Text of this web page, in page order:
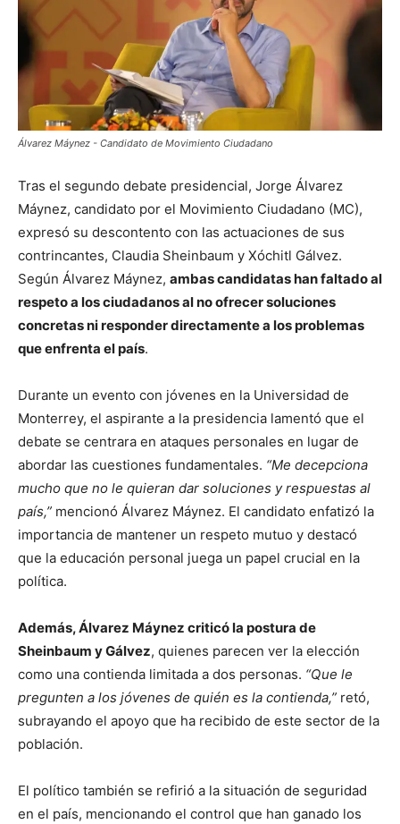
Álvarez Máynez - Candidato de Movimiento Ciudadano
Tras el segundo debate presidencial, Jorge Álvarez
Máynez, candidato por el Movimiento Ciudadano (MC),
expresó su descontento con las actuaciones de sus
contrincantes, Claudia Sheinbaum y Xóchitl Gálvez.
Según Álvarez Máynez, ambas candidatas han faltado al
respeto a los ciudadanos al no ofrecer soluciones
concretas ni responder directamente a los problemas
que enfrenta el país.
Durante un evento con jóvenes en la Universidad de
Monterrey, el aspirante a la presidencia lamentó que el
debate se centrara en ataques personales en lugar de
abordar las cuestiones fundamentales. “Me decepciona
mucho que no le quieran dar soluciones y respuestas al
país,” mencionó Álvarez Máynez. El candidato enfatizó la
importancia de mantener un respeto mutuo y destacó
que la educación personal juega un papel crucial en la
política.
Además, Álvarez Máynez criticó la postura de
Sheinbaum y Gálvez, quienes parecen ver la elección
como una contienda limitada a dos personas. “Que le
pregunten a los jóvenes de quién es la contienda,” retó,
subrayando el apoyo que ha recibido de este sector de la
población.
El político también se refirió a la situación de seguridad
en el país, mencionando el control que han ganado los